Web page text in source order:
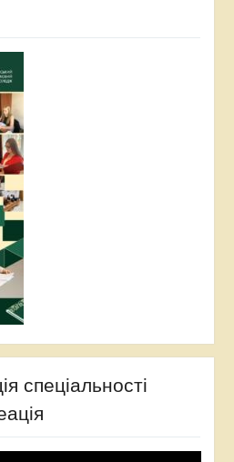
спеціальності